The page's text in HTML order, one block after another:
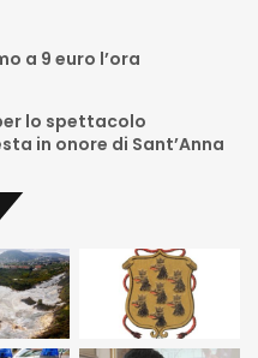
a 9 euro l’ora
lo spettacolo
in onore di Sant’Anna